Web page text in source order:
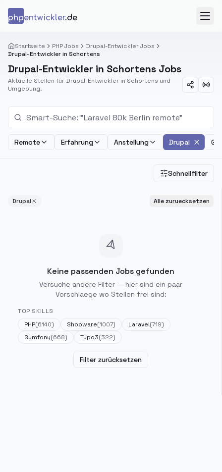
phpentwickler.de
Startseite PHP Jobs
Drupal-Entwickler Jobs
Drupal-Entwickler in Schortens
Drupal-Entwickler in Schortens Jobs
Aktuelle Stellen für Drupal-Entwickler in Schortens und
Umgebung.
Remote Erfahrung Anstellung Drupal
Schnellfilter
Drupal Alle zuruecksetzen
Keine passenden Jobs gefunden
Versuche andere Filter — hier sind ein paar
Vorschlaege wo Stellen frei sind:
TOP SKILLS
PHP(6140) Shopware(1007) Laravel(719)
Symfony(668) Typo3(322)
Filter zurücksetzen